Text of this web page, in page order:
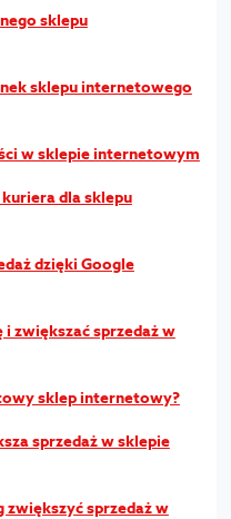
sklepu
sklepu internetowego
w sklepie internetowym
dla sklepu
dzięki Google
i zwiększać sprzedaż w
sklep internetowy?
sprzedaż w sklepie
zwiększyć sprzedaż w